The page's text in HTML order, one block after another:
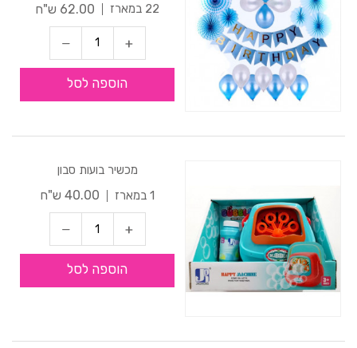
22 במארז
62.00 ש"ח
הוספה לסל
מכשיר בועות סבון
1 במארז
40.00 ש"ח
הוספה לסל